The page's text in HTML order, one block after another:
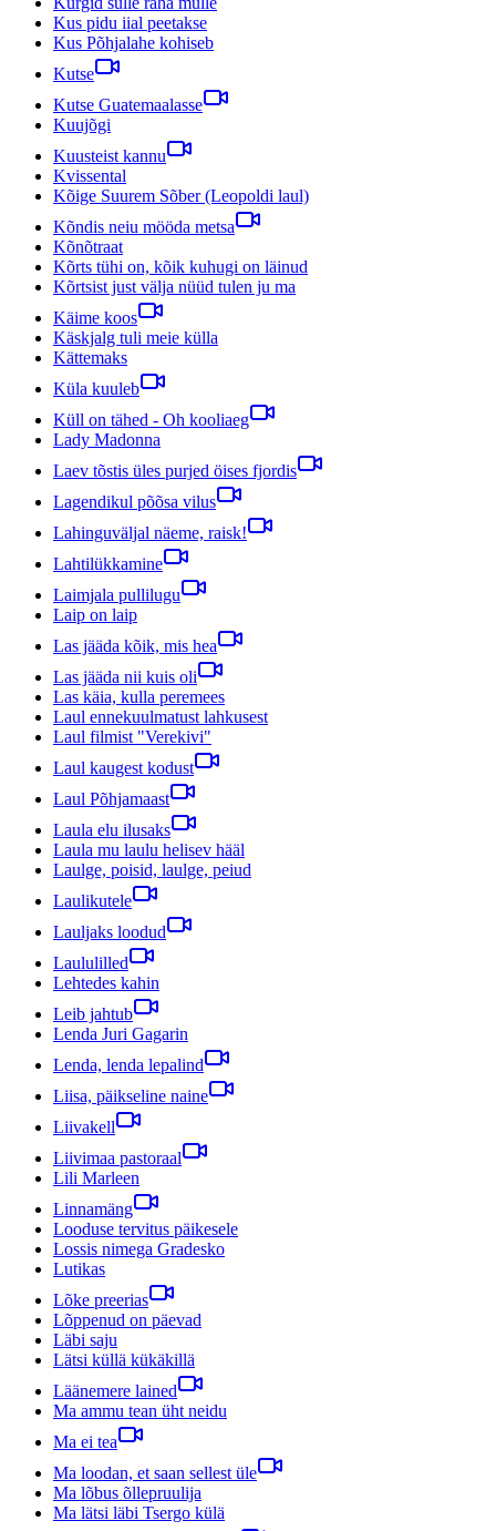
Kus pidu iial peetakse
Kus Põhjalahe kohiseb
Kutse
Kutse Guatemaalasse
Kuujõgi
Kuusteist kannu
Kvissental
Kõige Suurem Sõber (Leopoldi laul)
Kõndis neiu mööda metsa
Kõnõtraat
Kõrts tühi on, kõik kuhugi on läinud
Kõrtsist just välja nüüd tulen ju ma
Käime koos
Käskjalg tuli meie külla
Kättemaks
Küla kuuleb
Küll on tähed - Oh kooliaeg
Lady Madonna
Laev tõstis üles purjed öises fjordis
Lagendikul põõsa vilus
Lahinguväljal näeme, raisk!
Lahtilükkamine
Laimjala pullilugu
Laip on laip
Las jääda kõik, mis hea
Las jääda nii kuis oli
Las käia, kulla peremees
Laul ennekuulmatust lahkusest
Laul filmist "Verekivi"
Laul kaugest kodust
Laul Põhjamaast
Laula elu ilusaks
Laula mu laulu helisev hääl
Laulge, poisid, laulge, peiud
Laulikutele
Lauljaks loodud
Laululilled
Lehtedes kahin
Leib jahtub
Lenda Juri Gagarin
Lenda, lenda lepalind
Liisa, päikseline naine
Liivakell
Liivimaa pastoraal
Lili Marleen
Linnamäng
Looduse tervitus päikesele
Lossis nimega Gradesko
Lutikas
Lõke preerias
Lõppenud on päevad
Läbi saju
Lätsi küllä kükäkillä
Läänemere lained
Ma ammu tean üht neidu
Ma ei tea
Ma loodan, et saan sellest üle
Ma lõbus õllepruulija
Ma lätsi läbi Tsergo külä